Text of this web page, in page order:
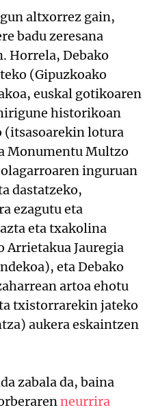
altxorrez gain,
badu zeresana
Horrela, Debako
(Gipuzkoako
euskal gotikoaren
historikoan
(itsasoarekin lotura
Monumentu Multzo
inguruan
dastatzeko,
ezagutu eta
eta txakolina
Jauregia
eta Debako
artoa ehotu
txistorrarekin jateko
aukera eskaintzen
zabala da, baina
neurrira